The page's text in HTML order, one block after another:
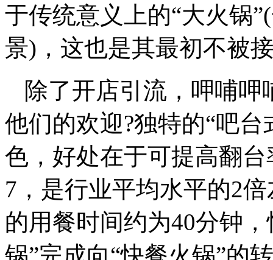
于传统意义上的“大火锅
景)，这也是其最初不被
除了开店引流，呷哺
他们的欢迎?独特的“吧
色，好处在于可提高翻
7，是行业平均水平的2
的用餐时间约为40分钟